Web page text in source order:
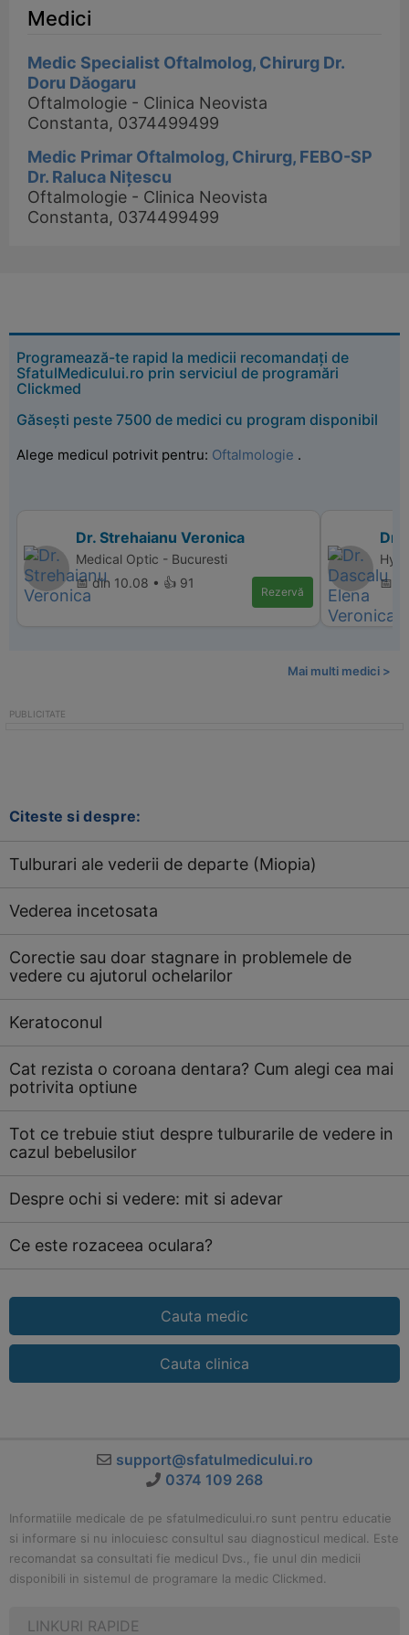
Medici
Medic Specialist Oftalmolog, Chirurg Dr.
Doru Dăogaru
Oftalmologie - Clinica Neovista
Constanta, 0374499499
Medic Primar Oftalmolog, Chirurg, FEBO-SP
Dr. Raluca Nițescu
Oftalmologie - Clinica Neovista
Constanta, 0374499499
Programează-te rapid la medicii recomandați de
SfatulMedicului.ro prin serviciul de programări
Clickmed
Găsești peste 7500 de medici cu program disponibil
Alege medicul potrivit pentru: Oftalmologie .
Dr. Strehaianu Veronica
Medical Optic - Bucuresti
📅 din 10.08 • 👍 91
Rezervă
Dr.
📅
Mai multi medici >
Citeste si despre:
Tulburari ale vederii de departe (Miopia)
Vederea incetosata
Corectie sau doar stagnare in problemele de
vedere cu ajutorul ochelarilor
Keratoconul
Cat rezista o coroana dentara? Cum alegi cea mai
potrivita optiune
Tot ce trebuie stiut despre tulburarile de vedere in
cazul bebelusilor
Despre ochi si vedere: mit si adevar
Ce este rozaceea oculara?
Cauta medic
Cauta clinica
support@sfatulmedicului.ro
0374 109 268
Informatiile medicale de pe sfatulmedicului.ro sunt pentru educatie
si informare si nu inlocuiesc consultul sau diagnosticul medical. Este
recomandat sa consultati fie medicul Dvs., fie unul din medicii
disponibili in sistemul de programare la medic Clickmed.
LINKURI RAPIDE